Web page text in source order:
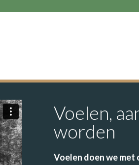
Voelen,
worden
Voelen doen we met